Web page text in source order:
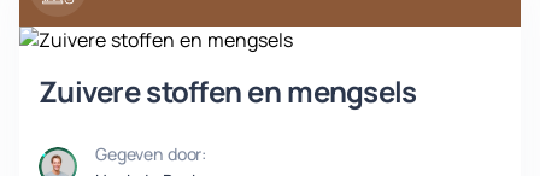
Zuivere stoffen en mengsels
Gegeven door: